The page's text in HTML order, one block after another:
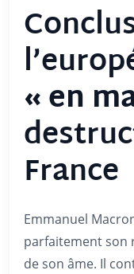
« en
France
Emmanuel
parfaitement son
de son âme. Il